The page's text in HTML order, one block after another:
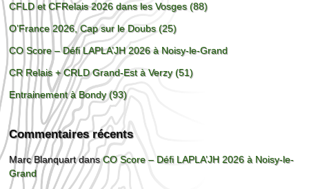
CFLD et CFRelais 2026 dans les Vosges (88)
O’France 2026, Cap sur le Doubs (25)
CO Score – Défi LAPLA’JH 2026 à Noisy-le-Grand
CR Relais + CRLD Grand-Est à Verzy (51)
Entrainement à Bondy (93)
Commentaires récents
Marc BlanquartdansCO Score – Défi LAPLA’JH 2026 à Noisy-le-
Grand